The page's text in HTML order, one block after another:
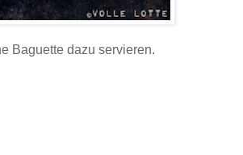
Baguette dazu servieren.